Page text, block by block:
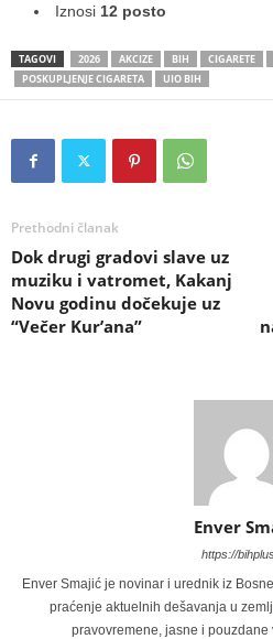
Iznosi 12 posto
TAGOVI 2026 AKCIZE BIH CIGARETE
POSKUPLJENJE CIGARETA
UIO BIH
Prethodni članak
Dok drugi gradovi slave uz
muziku i vatromet, Kakanj
Novu godinu dočekuje uz
“Večer Kur’ana”
Enver
https://
Enver Smajić je novinar i urednik iz
praćenje aktuelnih dešavanja u
pravovremene, jasne i pouzdane